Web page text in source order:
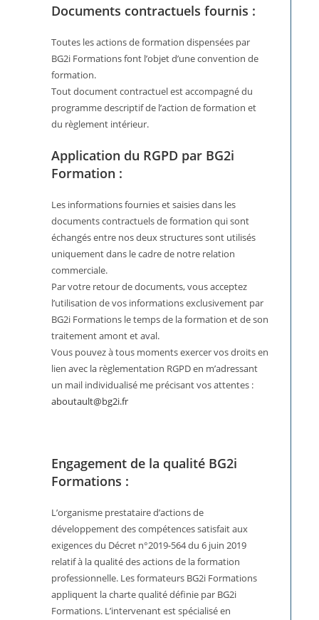
Documents contractuels fournis :
Toutes les actions de formation dispensées par
BG2i Formations font l’objet d’une convention de
formation.
Tout document contractuel est accompagné du
programme descriptif de l’action de formation et
du règlement intérieur.
Application du RGPD par BG2i
Formation :
Les informations fournies et saisies dans les
documents contractuels de formation qui sont
échangés entre nos deux structures sont utilisés
uniquement dans le cadre de notre relation
commerciale.
Par votre retour de documents, vous acceptez
l’utilisation de vos informations exclusivement par
BG2i Formations le temps de la formation et de son
traitement amont et aval.
Vous pouvez à tous moments exercer vos droits en
lien avec la règlementation RGPD en m’adressant
un mail individualisé me précisant vos attentes :
aboutault@bg2i.fr
Engagement de la qualité BG2i
Formations :
L’organisme prestataire d’actions de
développement des compétences satisfait aux
exigences du Décret n°2019-564 du 6 juin 2019
relatif à la qualité des actions de la formation
professionnelle. Les formateurs BG2i Formations
appliquent la charte qualité définie par BG2i
Formations. L’intervenant est spécialisé en